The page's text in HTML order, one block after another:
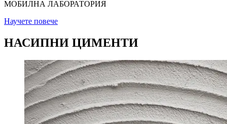
МОБИЛНА ЛАБОРАТОРИЯ
Научете повече
НАСИПНИ ЦИМЕНТИ